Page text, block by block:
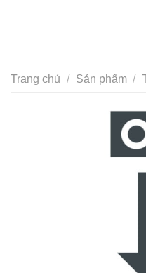
Trang chủ / Sản phẩm /